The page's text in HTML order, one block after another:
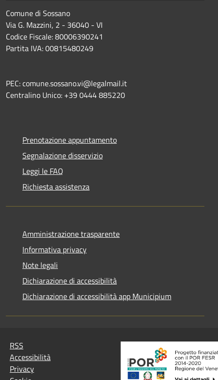
Comune di Sossano
Via G. Mazzini, 2 - 36040 - VI
Codice Fiscale: 80006390241
Partita IVA: 00815480249
PEC: comune.sossano.vi@legalmail.it
Centralino Unico: +39 0444 885220
Prenotazione appuntamento
Segnalazione disservizio
Leggi le FAQ
Richiesta assistenza
Amministrazione trasparente
Informativa privacy
Note legali
Dichiarazione di accessibilità
Dichiarazione di accessibilità app Municipium
RSS
Accessibilità
Privacy